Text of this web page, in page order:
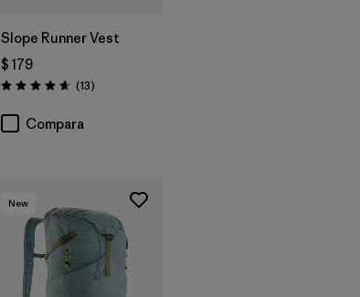
Slope Runner Vest
$ 179
Valoración: 4.7 / 5
(13Comentarios
)
Compara
New